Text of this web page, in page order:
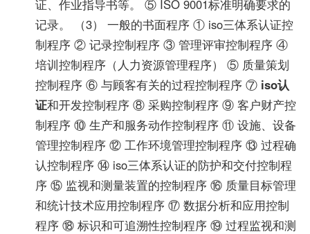
证、作业指导书等。 ⑤ ISO 9001标准明确要求的
记录。 （3） 一般的书面程序 ① iso三体系认证控
制程序 ② 记录控制程序 ③ 管理评审控制程序 ④
培训控制程序（人力资源管理程序） ⑤ 质量策划
控制程序 ⑥ 与顾客有关的过程控制程序 ⑦ iso认
证和开发控制程序 ⑧ 采购控制程序 ⑨ 客户财产控
制程序 ⑩ 生产和服务动作控制程序 ⑪ 设施、设备
管理控制程序 ⑫ 工作环境管理控制程序 ⑬ 过程确
认控制程序 ⑭ iso三体系认证的防护和交付控制程
序 ⑮ 监视和测量装置的控制程序 ⑯ 质量目标管理
和统计技术应用控制程序 ⑰ 数据分析和应用控制
程序 ⑱ 标识和可追溯性控制程序 ⑲ 过程监视和测